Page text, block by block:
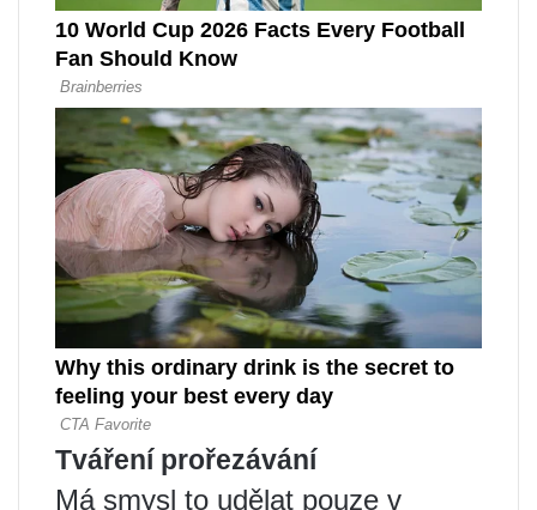
Tváření prořezávání
Má smysl to udělat pouze v